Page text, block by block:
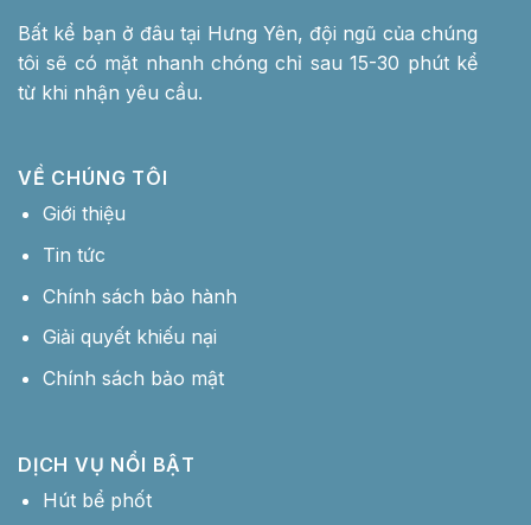
Bất kể bạn ở đâu tại Hưng Yên, đội ngũ của chúng
tôi sẽ có mặt nhanh chóng chỉ sau 15-30 phút kể
từ khi nhận yêu cầu.
VỀ CHÚNG TÔI
Giới thiệu
Tin tức
Chính sách bảo hành
Giải quyết khiếu nại
Chính sách bảo mật
DỊCH VỤ NỔI BẬT
Hút bể phốt